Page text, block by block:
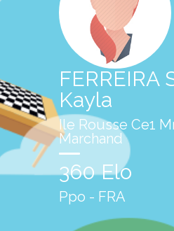
FERREIRA
Kayla
Ile Rousse Ce1
Marchand
360 Elo
Ppo - FRA